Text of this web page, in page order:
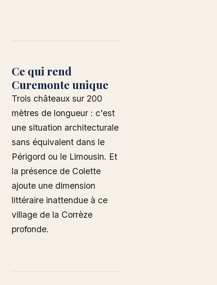
Ce qui rend
Curemonte unique
Trois châteaux sur 200
mètres de longueur : c'est
une situation architecturale
sans équivalent dans le
Périgord ou le Limousin. Et
la présence de Colette
ajoute une dimension
littéraire inattendue à ce
village de la Corrèze
profonde.